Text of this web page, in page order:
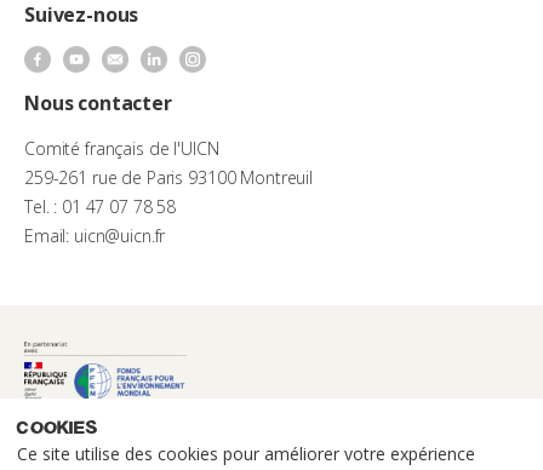
Cookies
Ce site utilise des cookies pour améliorer votre expérience
Suivez-nous
Nous contacter
Comité français de l'UICN
259-261 rue de Paris 93100 Montreuil
Tel. : 01 47 07 78 58
Email: uicn@uicn.fr